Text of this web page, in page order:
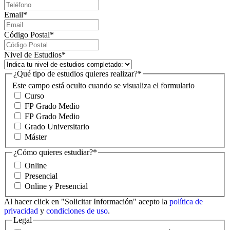
Email*
Código Postal*
Nivel de Estudios*
Este campo está oculto cuando se visualiza el formulario
¿Qué tipo de estudios quieres realizar?*
Curso
FP Grado Medio
FP Grado Medio
Grado Universitario
Máster
¿Cómo quieres estudiar?*
Online
Presencial
Online y Presencial
Al hacer click en "Solicitar Información" acepto la política de
privacidad y condiciones de uso.
Legal